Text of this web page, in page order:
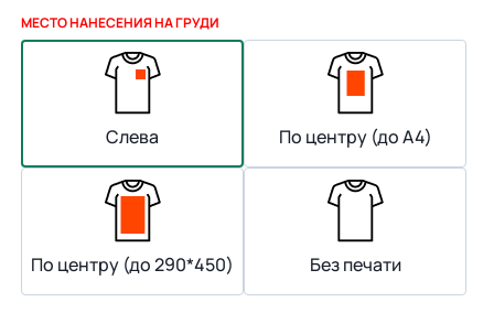
МЕСТО НАНЕСЕНИЯ НА ГРУДИ
Слева По центру (до А4)
По центру (до 290*450) Без печати